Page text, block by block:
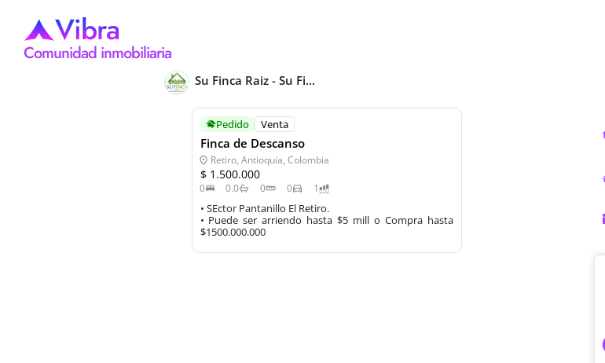
Vibra
Comunidad inmobiliaria
Su Finca Raiz - Su Fi...
Pedido Venta
Finca de Descanso
Retiro, Antioquia, Colombia
$ 1.500.000
0 0.0 0 0 1
• SEctor Pantanillo El Retiro.
• Puede ser arriendo hasta $5 mill o Compra hasta
$1500.000.000